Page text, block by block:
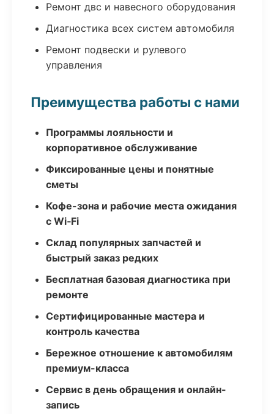
Ремонт двс и навесного оборудования
Диагностика всех систем автомобиля
Ремонт подвески и рулевого
управления
Преимущества работы с нами
Программы лояльности и
корпоративное обслуживание
Фиксированные цены и понятные
сметы
Кофе-зона и рабочие места ожидания
с Wi‑Fi
Склад популярных запчастей и
быстрый заказ редких
Бесплатная базовая диагностика при
ремонте
Сертифицированные мастера и
контроль качества
Бережное отношение к автомобилям
премиум-класса
Сервис в день обращения и онлайн-
запись